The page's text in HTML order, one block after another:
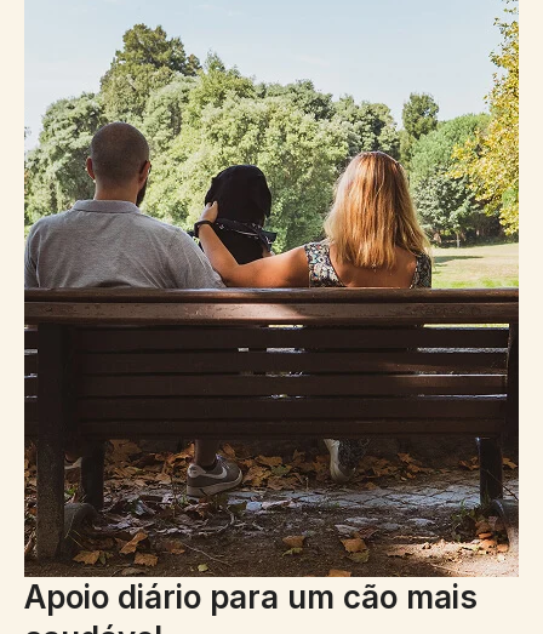
Apoio diário para um cão mais